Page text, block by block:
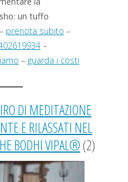
un tuffo
– prenota subito –
–
– guarda i costi
DI MEDITAZIONE
E RILASSATI NEL
BODHI VIPAL®(2)